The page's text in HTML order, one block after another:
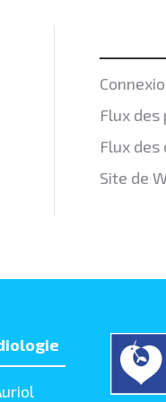
Flux
Flux
Site de